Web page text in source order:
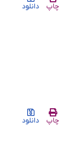
چاپ دانلود
چاپ دانلود